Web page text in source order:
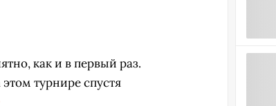
как и в первый раз.
турнире спустя